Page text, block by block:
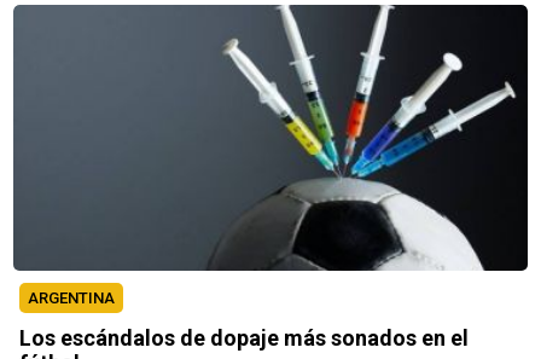
ARGENTINA
Los escándalos de dopaje más sonados en el